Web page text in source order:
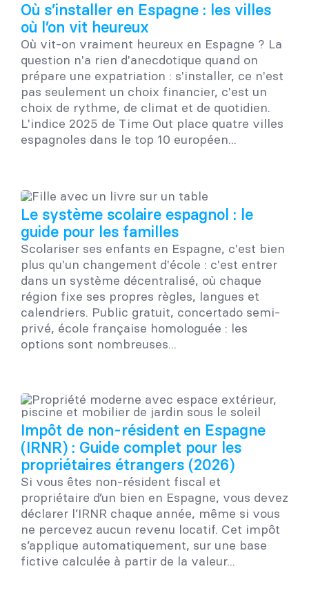
Où s’installer en Espagne : les villes
où l’on vit heureux
Où vit-on vraiment heureux en Espagne ? La
question n'a rien d'anecdotique quand on
prépare une expatriation : s'installer, ce n'est
pas seulement un choix financier, c'est un
choix de rythme, de climat et de quotidien.
L'indice 2025 de Time Out place quatre villes
espagnoles dans le top 10 européen...
Le système scolaire espagnol : le
guide pour les familles
Scolariser ses enfants en Espagne, c'est bien
plus qu'un changement d'école : c'est entrer
dans un système décentralisé, où chaque
région fixe ses propres règles, langues et
calendriers. Public gratuit, concertado semi-
privé, école française homologuée : les
options sont nombreuses...
Impôt de non-résident en Espagne
(IRNR) : Guide complet pour les
propriétaires étrangers (2026)
Si vous êtes non-résident fiscal et
propriétaire d’un bien en Espagne, vous devez
déclarer l’IRNR chaque année, même si vous
ne percevez aucun revenu locatif. Cet impôt
s’applique automatiquement, sur une base
fictive calculée à partir de la valeur...